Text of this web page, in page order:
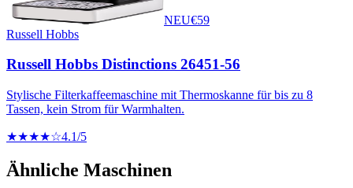
NEU€59
Russell Hobbs
Russell Hobbs Distinctions 26451-56
Stylische Filterkaffeemaschine mit Thermoskanne für bis zu 8
Tassen, kein Strom für Warmhalten.
★★★★☆4.1/5
Ähnliche Maschinen